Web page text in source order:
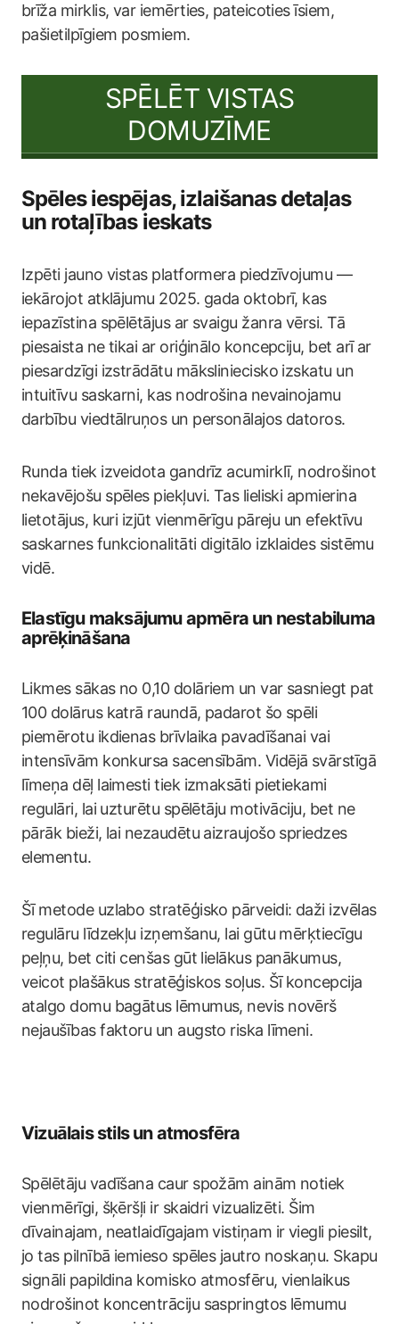
brīža mirklis, var iemērties, pateicoties īsiem,
pašietilpīgiem posmiem.
SPĒLĒT VISTAS
DOMUZĪME
Spēles iespējas, izlaišanas detaļas
un rotaļības ieskats
Izpēti jauno vistas platformera piedzīvojumu —
iekārojot atklājumu 2025. gada oktobrī, kas
iepazīstina spēlētājus ar svaigu žanra vērsi. Tā
piesaista ne tikai ar oriģinālo koncepciju, bet arī ar
piesardzīgi izstrādātu māksliniecisko izskatu un
intuitīvu saskarni, kas nodrošina nevainojamu
darbību viedtālruņos un personālajos datoros.
Runda tiek izveidota gandrīz acumirklī, nodrošinot
nekavējošu spēles piekļuvi. Tas lieliski apmierina
lietotājus, kuri izjūt vienmērīgu pāreju un efektīvu
saskarnes funkcionalitāti digitālo izklaides sistēmu
vidē.
Elastīgu maksājumu apmēra un nestabiluma
aprēķināšana
Likmes sākas no 0,10 dolāriem un var sasniegt pat
100 dolārus katrā raundā, padarot šo spēli
piemērotu ikdienas brīvlaika pavadīšanai vai
intensīvām konkursa sacensībām. Vidējā svārstīgā
līmeņa dēļ laimesti tiek izmaksāti pietiekami
regulāri, lai uzturētu spēlētāju motivāciju, bet ne
pārāk bieži, lai nezaudētu aizraujošo spriedzes
elementu.
Šī metode uzlabo stratēģisko pārveidi: daži izvēlas
regulāru līdzekļu izņemšanu, lai gūtu mērķtiecīgu
peļņu, bet citi cenšas gūt lielākus panākumus,
veicot plašākus stratēģiskos soļus. Šī koncepcija
atalgo domu bagātus lēmumus, nevis novērš
nejaušības faktoru un augsto riska līmeni.
Vizuālais stils un atmosfēra
Spēlētāju vadīšana caur spožām ainām notiek
vienmērīgi, šķēršļi ir skaidri vizualizēti. Šim
dīvainajam, neatlaidīgajam vistiņam ir viegli piesilt,
jo tas pilnībā iemieso spēles jautro noskaņu. Skapu
signāli papildina komisko atmosfēru, vienlaikus
nodrošinot koncentrāciju saspringtos lēmumu